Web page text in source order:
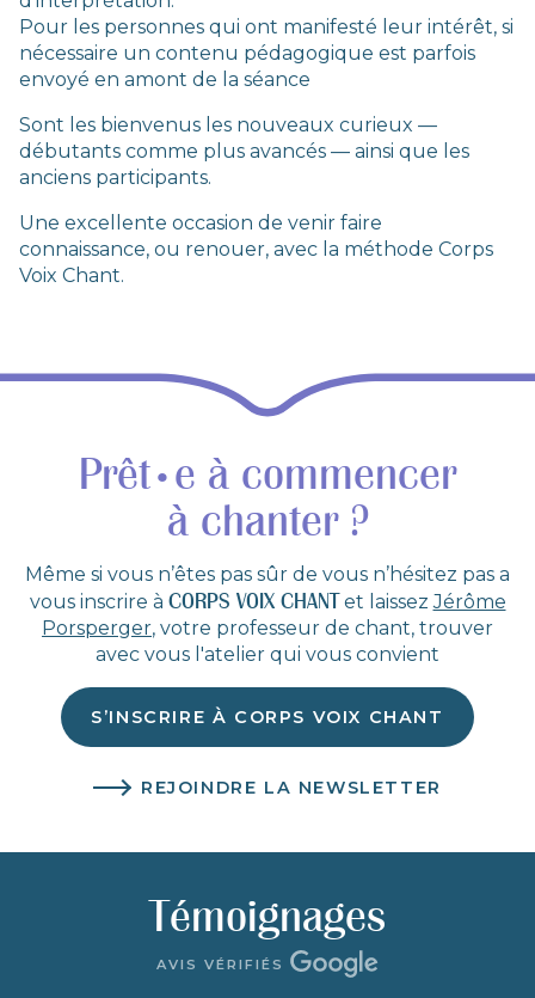
Pour les personnes qui ont manifesté leur intérêt, si
nécessaire un contenu pédagogique est parfois
envoyé en amont de la séance
Sont les bienvenus les nouveaux curieux —
débutants comme plus avancés — ainsi que les
anciens participants.
Une excellente occasion de venir faire
connaissance, ou renouer, avec la méthode Corps
Voix Chant.
Prêt• e à commencer
à chanter ?
Même si vous n’êtes pas sûr de vous n’hésitez pas a
vous inscrire à CORPS VOIX CHANT et laissezJérôme
Porsperger, votre professeur de chant, trouver
avec vous l'atelier qui vous convient
S’INSCRIRE À CORPS VOIX CHANT
REJOINDRE LA NEWSLETTER
Témoignages
AVIS VÉRIFIÉS